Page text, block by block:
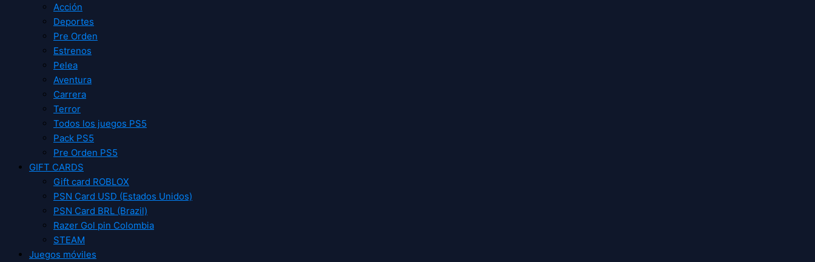
Acción
Deportes
Pre Orden
Estrenos
Pelea
Aventura
Carrera
Terror
Todos los juegos PS5
Pack PS5
Pre Orden PS5
GIFT CARDS
Gift card ROBLOX
PSN Card USD (Estados Unidos)
PSN Card BRL (Brazil)
Razer Gol pin Colombia
STEAM
Juegos móviles